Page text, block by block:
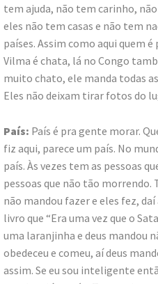
tem ajuda, não tem carinho,
eles não tem casas e não tem
países. Assim como aqui quem
Vilma é chata, lá no Congo
muito chato, ele manda todas
Eles não deixam tirar fotos do
País: País é pra gente morar.
fiz aqui, parece um país. No
país. Às vezes tem as pessoas
pessoas que não tão morrendo.
não mandou fazer e eles fez,
livro que “Era uma vez que o
uma laranjinha e deus mandou
obedeceu e comeu, aí deus
assim. Se eu sou inteligente